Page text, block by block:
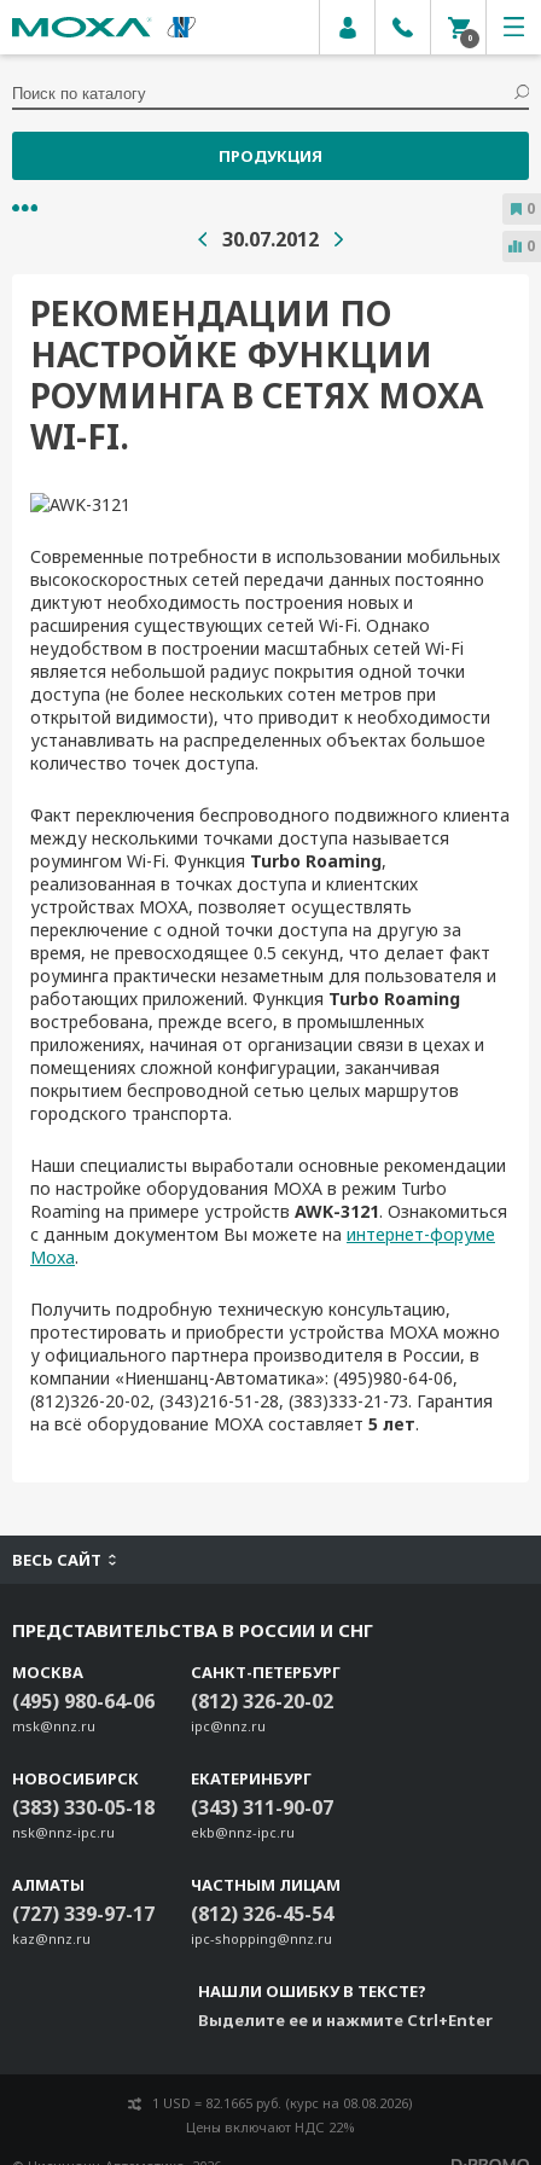
0
ПРОДУКЦИЯ
30.07.2012
РЕКОМЕНДАЦИИ ПО
НАСТРОЙКЕ ФУНКЦИИ
РОУМИНГА В СЕТЯХ MOXA
WI-FI.
Современные потребности в использовании мобильных
высокоскоростных сетей передачи данных постоянно
диктуют необходимость построения новых и
расширения существующих сетей Wi-Fi. Однако
неудобством в построении масштабных сетей Wi-Fi
является небольшой радиус покрытия одной точки
доступа (не более нескольких сотен метров при
открытой видимости), что приводит к необходимости
устанавливать на распределенных объектах большое
количество точек доступа.
Факт переключения беспроводного подвижного клиента
между несколькими точками доступа называется
роумингом Wi-Fi. Функция Turbo Roaming,
реализованная в точках доступа и клиентских
устройствах MOXA, позволяет осуществлять
переключение с одной точки доступа на другую за
время, не превосходящее 0.5 секунд, что делает факт
роуминга практически незаметным для пользователя и
работающих приложений. Функция Turbo Roaming
востребована, прежде всего, в промышленных
приложениях, начиная от организации связи в цехах и
помещениях сложной конфигурации, заканчивая
покрытием беспроводной сетью целых маршрутов
городского транспорта.
Наши специалисты выработали основные рекомендации
по настройке оборудования MOXA в режим Turbo
Roaming на примере устройств AWK-3121. Ознакомиться
с данным документом Вы можете на интернет-форуме
Moxa.
Получить подробную техническую консультацию,
протестировать и приобрести устройства MOXA можно
у официального партнера производителя в России, в
компании «Ниеншанц-Автоматика»: (495)980-64-06,
(812)326-20-02, (343)216-51-28, (383)333-21-73. Гарантия
на всё оборудование MOXA составляет 5 лет.
ВЕСЬ САЙТ
ПРЕДСТАВИТЕЛЬСТВА В РОССИИ И СНГ
МОСКВА
(495) 980-64-06
msk@nnz.ru
САНКТ-ПЕТЕРБУРГ
(812) 326-20-02
ipc@nnz.ru
НОВОСИБИРСК
(383) 330-05-18
nsk@nnz-ipc.ru
ЕКАТЕРИНБУРГ
(343) 311-90-07
ekb@nnz-ipc.ru
АЛМАТЫ
(727) 339-97-17
kaz@nnz.ru
ЧАСТНЫМ ЛИЦАМ
(812) 326-45-54
ipc-shopping@nnz.ru
НАШЛИ ОШИБКУ В ТЕКСТЕ?
Выделите ее и нажмите Ctrl+Enter
1 USD = 82.1665 руб. (курс на 08.08.2026)
Цены включают НДС 22%
0
0